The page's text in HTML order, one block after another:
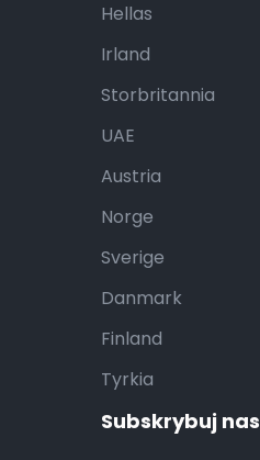
Hellas
Irland
Storbritannia
UAE
Austria
Norge
Sverige
Danmark
Finland
Tyrkia
Subskrybuj nas